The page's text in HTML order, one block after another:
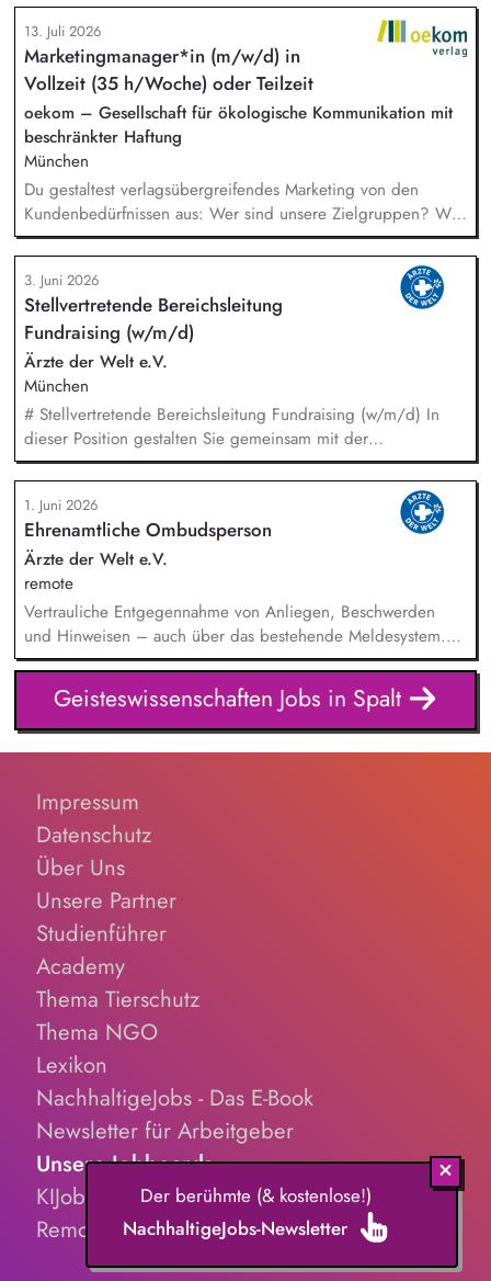
des Verwendungsnachweises und des Jahresabschlusses,
Unterstützung in der Projektadministration und -abrechnung,
Administrative Beratung von Kooperationspartner*innen,
Pflege von Personalstammdaten, Unterstützung der
Geschäftsführung, Einführung und Nutzung von digitalen
Anwendungen, Einhaltung und Überprüfung der DSGVO.
13. Juli 2026
Marketingmanager*in (m/w/d) in
Vollzeit (35 h/Woche) oder Teilzeit
oekom – Gesellschaft für ökologische Kommunikation mit
beschränkter Haftung
München
Du gestaltest verlagsübergreifendes Marketing von den
Kundenbedürfnissen aus: Wer sind unsere Zielgruppen? Was
bewegt sie? Wo erreichen wir sie? Du gehst in Verbindung
mit unseren Kund*innen und entwickelst daraus
Marketingstrategien, konkrete Maßnahmen und neue Formate.
Du misst, was funktioniert, und ziehst daraus selbstständig
Konsequenzen. Du verantwortest das operative Marketing für
unsere Publikumszeitschriften BIO, Slow Food Magazin und
Natürlich Gärtnern: Newsletter, Social Media, Website,
Kooperationen – in enger Abstimmung mit Vertrieb und
Anzeigenverkauf.
3. Juni 2026
Stellvertretende Bereichsleitung
Fundraising (w/m/d)
Ärzte der Welt e.V.
München
# Stellvertretende Bereichsleitung Fundraising (w/m/d) In
dieser Position gestalten Sie gemeinsam mit der
Bereichsleitung die strategische Weiterentwicklung des
Fundraisings und übernehmen Führungs- sowie
Steuerungsaufgaben in einem dynamischen Umfeld. Ein
Schwerpunkt Ihrer Tätigkeit liegt in der Führung und
Weiterentwicklung des Dialogmarketing-Teams: strategische
Weiterentwicklung des Dialogmarketings, fachliche Leitung
und Koordination des Teams, Entwicklung und Optimierung
von Maßnahmen sowie Identifikation neuer
Fundraisingpotenziale.
1. Juni 2026
Ehrenamtliche Ombudsperson
Ärzte der Welt e.V.
remote
Vertrauliche Entgegennahme von Anliegen, Beschwerden
und Hinweisen – auch über das bestehende Meldesystem.
Vermittlung bei Konflikten und Unterstützung bei
Klärungsprozessen. Konzeption und Durchführung von
Schulungen und Sensibilisierungsformaten. Mitwirkung an der
Weiterentwicklung von Leitlinien, Verhaltenskodizes und dem
Meldesystem. Förderung einer offenen Feedback- und
Geisteswissenschaften Jobs in Spalt
Impressum
Datenschutz
Über Uns
Unsere Partner
Studienführer
Academy
Thema Tierschutz
Thema NGO
Lexikon
NachhaltigeJobs - Das E-Book
Newsletter für Arbeitgeber
Unsere Jobboards
KIJobs.de
RemoteJobs.de
Der berühmte (& kostenlose!)
NachhaltigeJobs-Newsletter